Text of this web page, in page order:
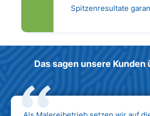
Spitzenresultate
Das sagen unsere Kunden